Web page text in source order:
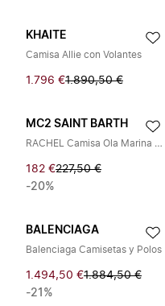
KHAITE
Camisa Allie con Volantes
1.796 €1.890,50 €
MC2 SAINT BARTH
RACHEL Camisa Ola Marina 18
182 €227,50 €
-20%
BALENCIAGA
Balenciaga Camisetas y Polos
1.494,50 €1.884,50 €
-21%